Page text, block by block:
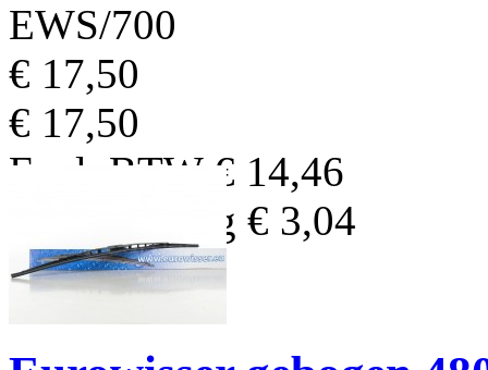
EWS/700
€ 17,50
€ 17,50
Excl. BTW € 14,46
BTW Bedrag € 3,04